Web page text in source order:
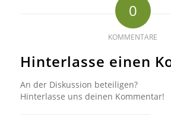
0
KOMMENTARE
Hinterlasse einen
An der Diskussion beteiligen?
Hinterlasse uns deinen Kommentar!